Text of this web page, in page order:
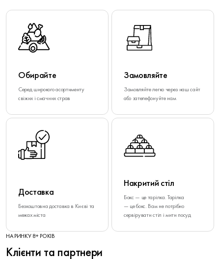
Обирайте
Серед широкого асортименту
свіжих і смачних страв
Замовляйте
Замовляйте легко через наш сайт
або зателефонуйте нам
Доставка
Безкоштовна доставка в Києві та
межах міста
Накритий стіл
Бокс — це тарілка. Тарілка
— це бокс. Вам не потрібно
сервірувати стіл і мити посуд
НА РИНКУ 8+ РОКІВ
Клієнти та партнери